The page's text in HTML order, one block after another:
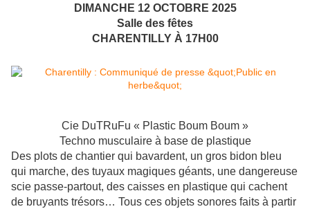
DIMANCHE 12 OCTOBRE 2025
Salle des fêtes
CHARENTILLY À 17H00
Cie DuTRuFu « Plastic Boum Boum »
Techno musculaire à base de plastique
Des plots de chantier qui bavardent, un gros bidon bleu
qui marche, des tuyaux magiques géants, une dangereuse
scie passe-partout, des caisses en plastique qui cachent
de bruyants trésors… Tous ces objets sonores faits à partir